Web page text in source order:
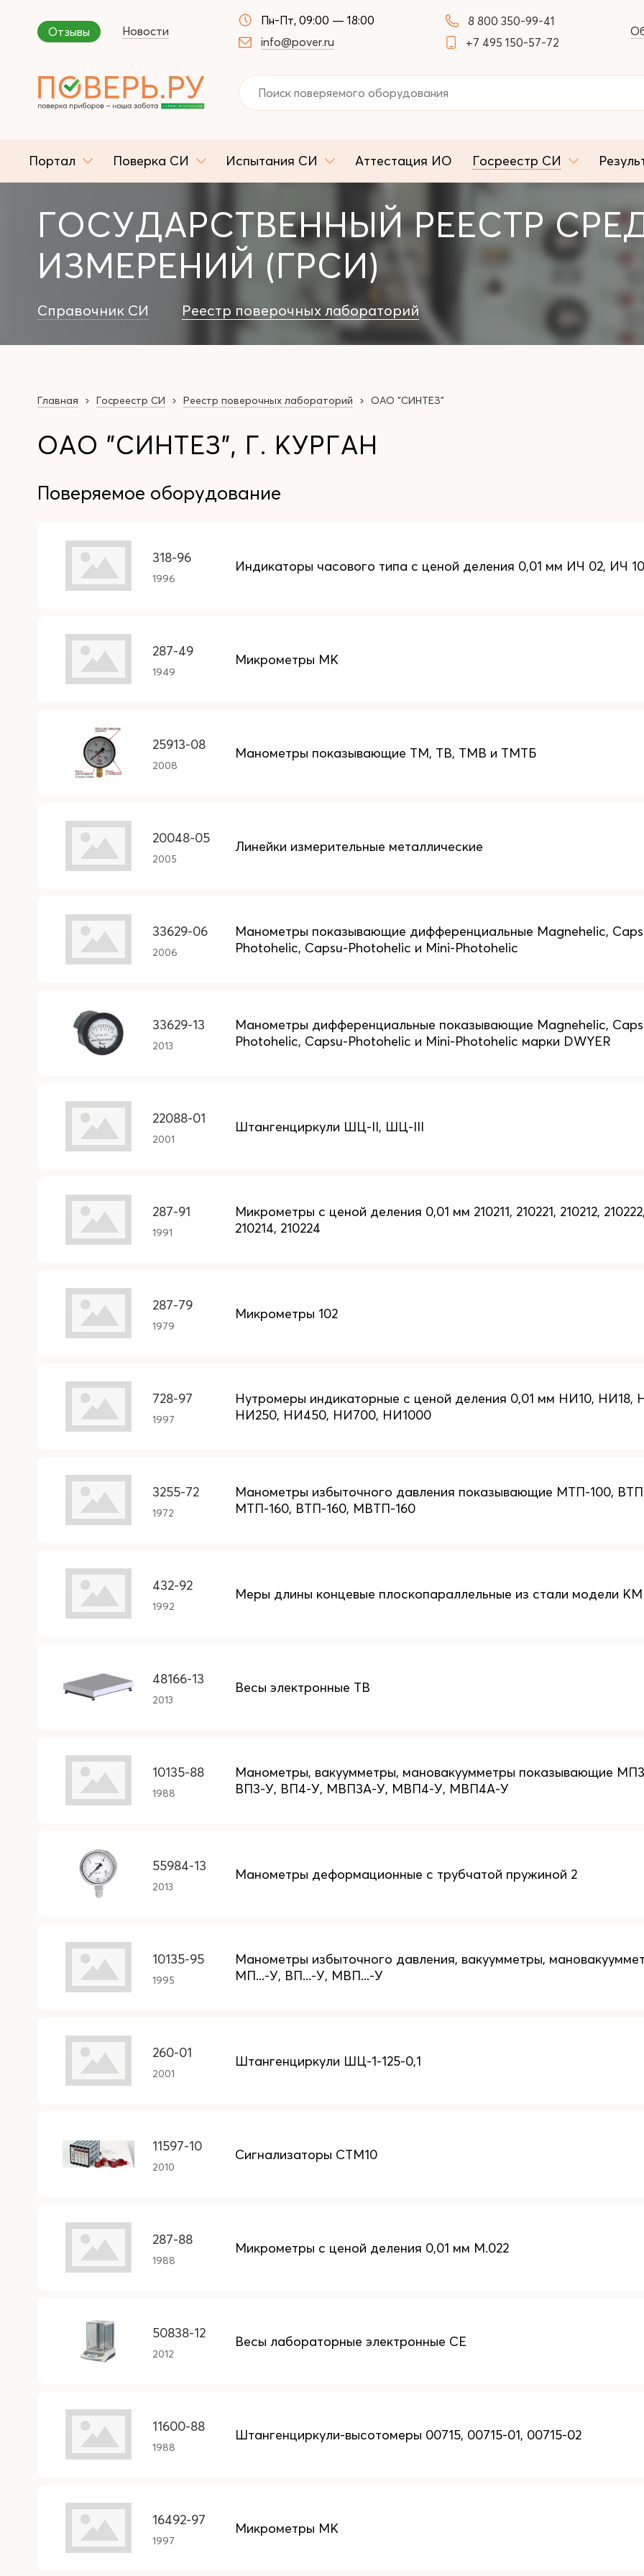
Отзывы Новости
Пн-Пт, 09:00 — 18:00
info@pover.ru
8 800 350-99-41
+7 495 150-57-72
Портал Поверка СИ Испытания СИ Аттестация ИО Госреестр СИ
ГОСУДАРСТВЕННЫЙ РЕЕСТР
ИЗМЕРЕНИЙ (ГРСИ)
Справочник СИ Реестр поверочных лабораторий
Главная Госреестр СИ Реестр поверочных лабораторий ОАО "СИНТЕЗ"
ОАО "СИНТЕЗ", Г. КУРГАН
Поверяемое оборудование
318-96
1996
Индикаторы часового типа с ценой деления 0,01 мм ИЧ 02, ИЧ 10
287-49
1949
Микрометры МК
25913-08
2008
Манометры показывающие ТМ, ТВ, ТМВ и ТМТБ
20048-05
2005
Линейки измерительные металлические
33629-06
2006
Манометры показывающие дифференциальные Magnehelic,
Photohelic, Capsu-Photohelic и Mini-Photohelic
33629-13
2013
Манометры дифференциальные показывающие Magnehelic,
Photohelic, Capsu-Photohelic и Mini-Photohelic марки DWYER
22088-01
2001
Штангенциркули ШЦ-II, ШЦ-III
287-91
1991
Микрометры с ценой деления 0,01 мм 210211, 210221, 210212,
210214, 210224
287-79
1979
Микрометры 102
728-97
1997
Нутромеры индикаторные с ценой деления 0,01 мм НИ10,
НИ250, НИ450, НИ700, НИ1000
3255-72
1972
Манометры избыточного давления показывающие МТП-100,
МТП-160, ВТП-160, МВТП-160
432-92
1992
Меры длины концевые плоскопараллельные из стали модели
48166-13
2013
Весы электронные ТВ
10135-88
1988
Манометры, вакуумметры, мановакуумметры показывающие
ВП3-У, ВП4-У, МВП3А-У, МВП4-У, МВП4А-У
55984-13
2013
Манометры деформационные с трубчатой пружиной 2
10135-95
1995
Манометры избыточного давления, вакуумметры,
МП...-У, ВП...-У, МВП...-У
260-01
2001
Штангенциркули ШЦ-1-125-0,1
11597-10
2010
Сигнализаторы СТМ10
287-88
1988
Микрометры с ценой деления 0,01 мм М.022
50838-12
2012
Весы лабораторные электронные СЕ
11600-88
1988
Штангенциркули-высотомеры 00715, 00715-01, 00715-02
16492-97
1997
Микрометры МК